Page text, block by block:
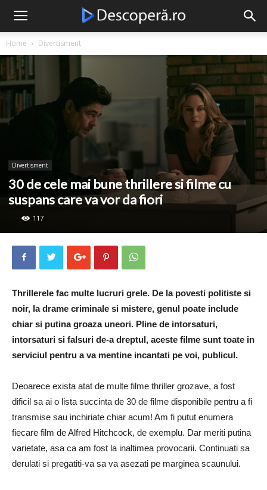
Descopera
Home Divertisment
Divertisment
30 de cele mai bune thrillere si filme cu
suspans care va vor da fiori
117
Thrillerele fac multe lucruri grele. De la povesti politiste si
noir, la drame criminale si mistere, genul poate include
chiar si putina groaza uneori. Pline de intorsaturi,
intorsaturi si falsuri de-a dreptul, aceste filme sunt toate in
serviciul pentru a va mentine incantati pe voi, publicul.
Deoarece exista atat de multe filme thriller grozave, a fost
dificil sa ai o lista succinta de 30 de filme disponibile pentru a fi
transmise sau inchiriate chiar acum! Am fi putut enumera
fiecare film de Alfred Hitchcock, de exemplu. Dar meriti putina
varietate, asa ca am fost la inaltimea provocarii. Continuati sa
derulati si pregatiti-va sa va asezati pe marginea scaunului.